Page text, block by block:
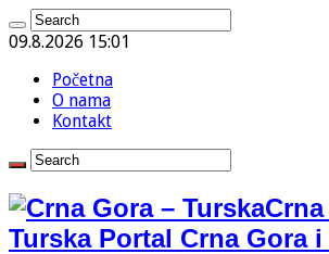
09.8.2026 15:01
Početna
O nama
Kontakt
Turska Portal Crna Gora i